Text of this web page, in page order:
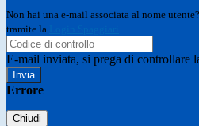
Non hai una e-mail associata al nome
tramite la
E-mail inviata, si prega di controllare
Errore
Chiudi